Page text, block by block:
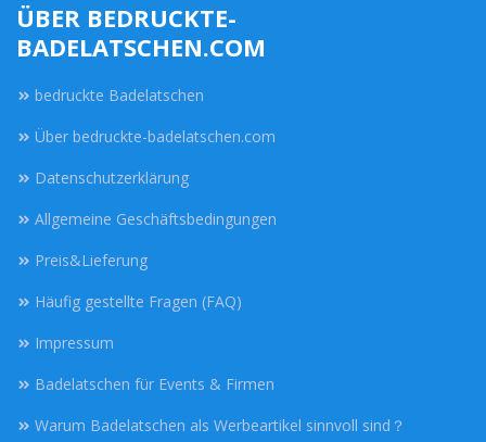
ÜBER BEDRUCKTE-
BADELATSCHEN.COM
bedruckte Badelatschen
Über bedruckte-badelatschen.com
Datenschutzerklärung
Allgemeine Geschäftsbedingungen
Preis&Lieferung
Häufig gestellte Fragen (FAQ)
Impressum
Badelatschen für Events & Firmen
Warum Badelatschen als Werbeartikel sinnvoll sind？